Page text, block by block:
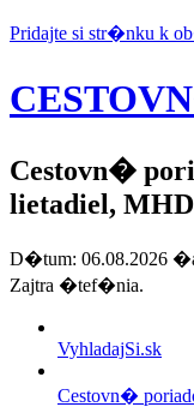
Pridajte si str�nku k
Cestovn�
lietadiel, MHD
D�tum: 06.08.2026
Zajtra �tef�nia.
VyhladajSi.sk
Cestovn�